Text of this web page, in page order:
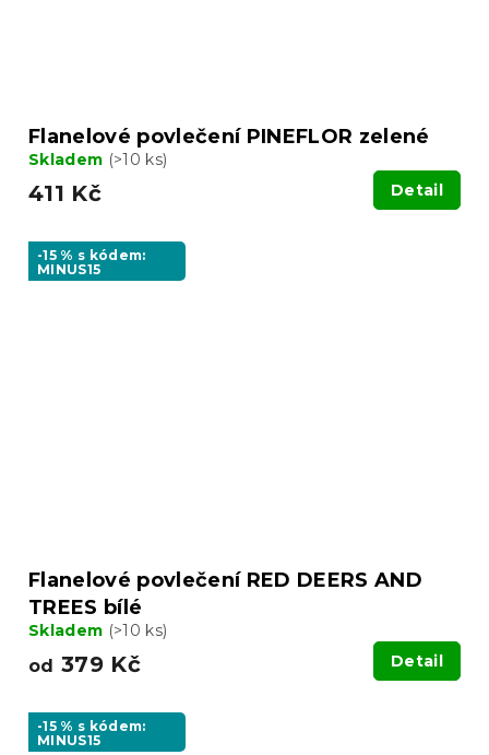
Flanelové povlečení PINEFLOR zelené
Skladem (>10 ks)
411 Kč Detail
-15 % s kódem:
MINUS15
Flanelové povlečení RED DEERS AND
TREES bílé
Skladem (>10 ks)
od 379 Kč Detail
-15 % s kódem:
MINUS15